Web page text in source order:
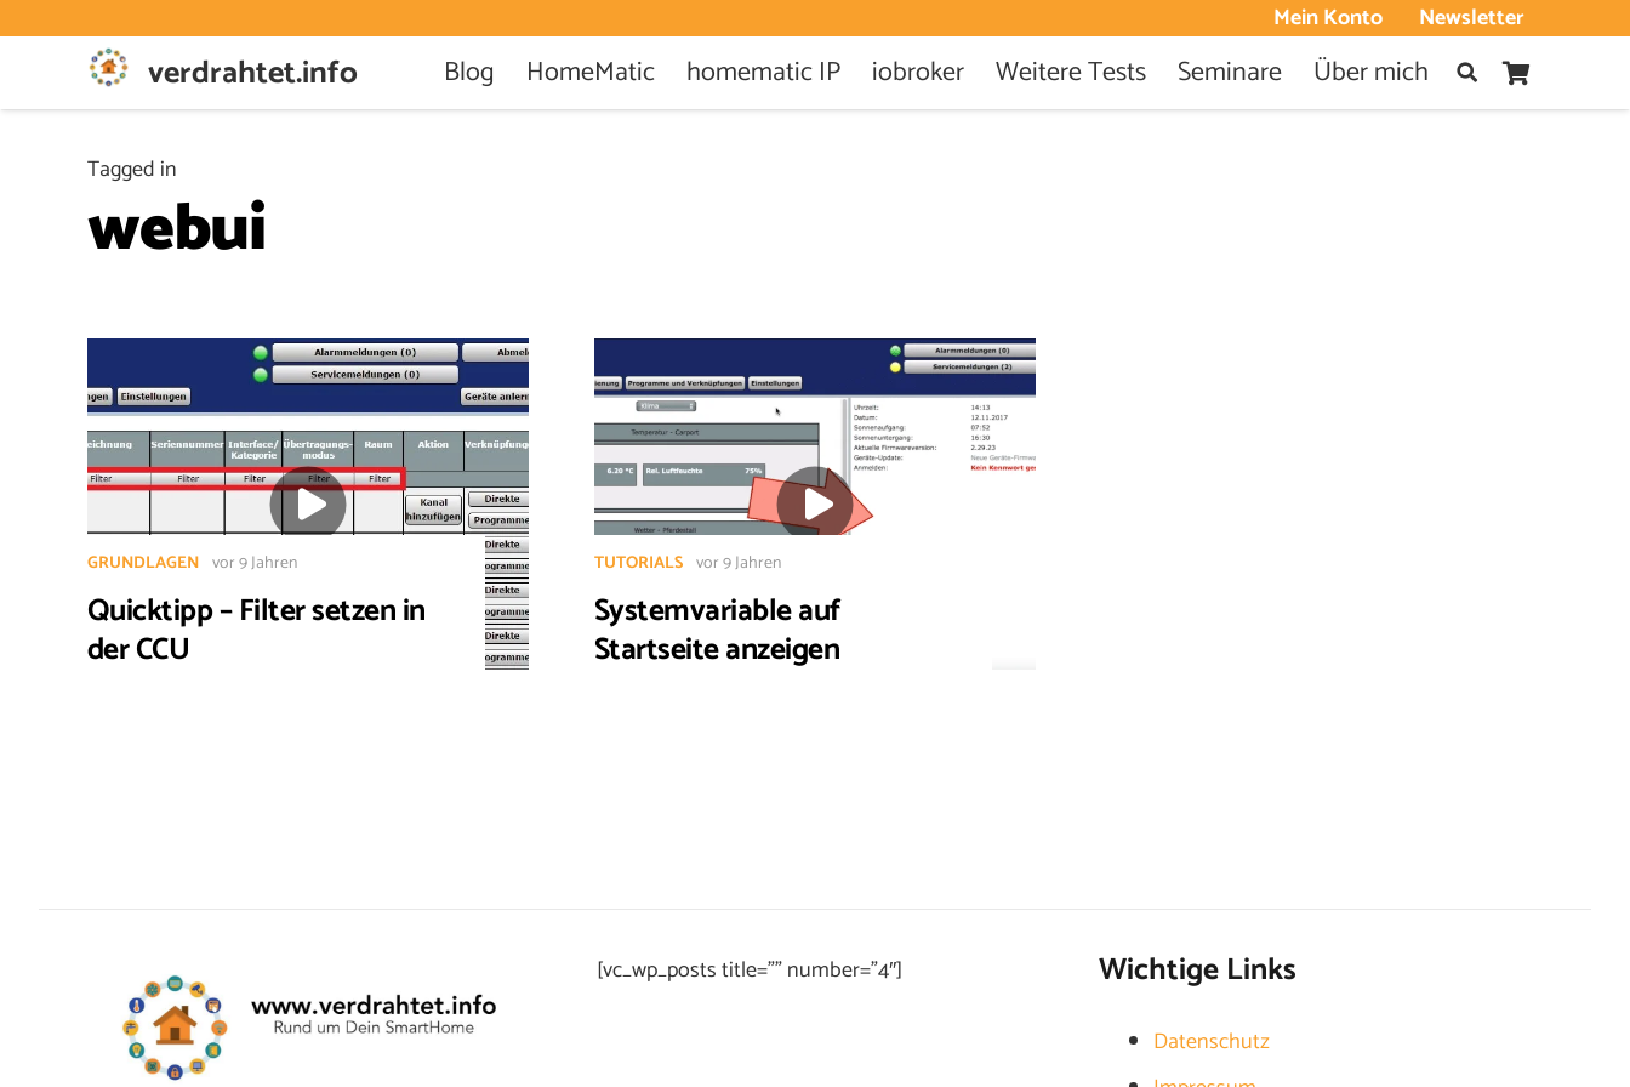
Mein Konto Newsletter
verdrahtet.info Blog HomeMatic homematic IP iobroker Weitere Tests Seminare Über mich
Tagged in
webui
GRUNDLAGEN vor 9 Jahren
Quicktipp – Filter setzen in
der CCU
TUTORIALS vor 9 Jahren
Systemvariable auf
Startseite anzeigen
[vc_wp_posts title=”” number=”4″] Wichtige Links
Datenschutz